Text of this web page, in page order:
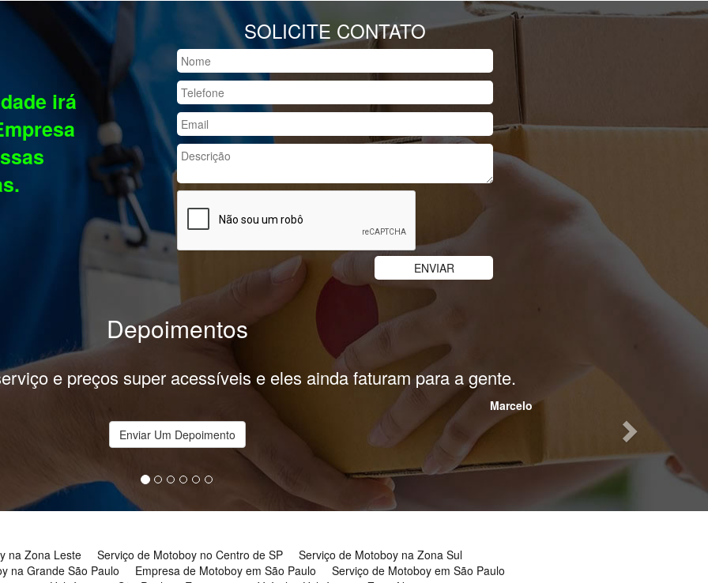
irá
SOLICITE CONTATO
Depoimentos
os serviços prestados da Prime Entregas.
Katia
Enviar Um Depoimento
na Zona Leste Serviço de Motoboy no Centro de SP
Serviço de Motoboy na Zona Sul
na Grande São Paulo
Empresa de Motoboy em São Paulo
Serviço de Motoboy em São Paulo